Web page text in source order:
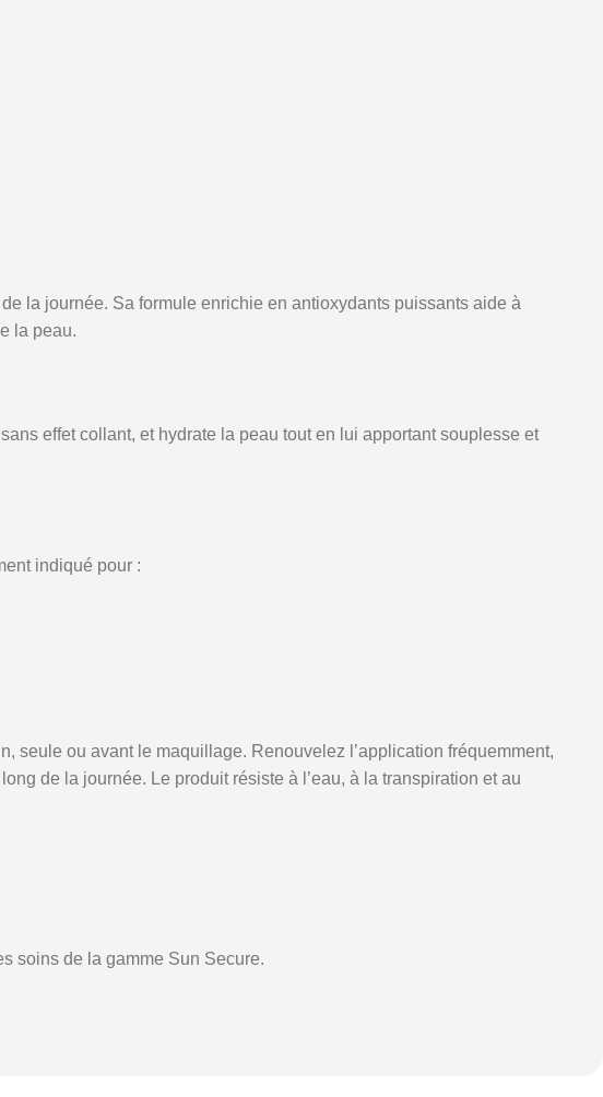
la journée. Sa formule enrichie en antioxydants puissants aide à
la peau.
effet collant, et hydrate la peau tout en lui apportant souplesse et
indiqué pour :
seule ou avant le maquillage. Renouvelez l’application fréquemment,
de la journée. Le produit résiste à l’eau, à la transpiration et au
soins de la gamme Sun Secure.